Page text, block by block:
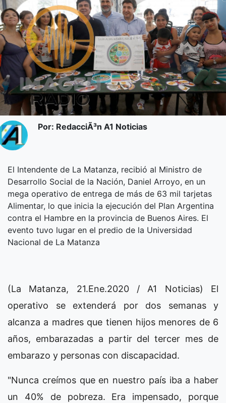
Por: RedacciÃ³n A1 Noticias
El Intendente de La Matanza, recibió al Ministro de
Desarrollo Social de la Nación, Daniel Arroyo, en un
mega operativo de entrega de más de 63 mil tarjetas
Alimentar, lo que inicia la ejecución del Plan Argentina
contra el Hambre en la provincia de Buenos Aires. El
evento tuvo lugar en el predio de la Universidad
Nacional de La Matanza
(La Matanza, 21.Ene.2020 / A1 Noticias) El
operativo se extenderá por dos semanas y
alcanza a madres que tienen hijos menores de 6
años, embarazadas a partir del tercer mes de
embarazo y personas con discapacidad.
"Nunca creímos que en nuestro país iba a haber
un 40% de pobreza. Era impensado, porque